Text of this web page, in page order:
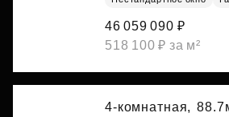
46 059 090 ₽
518 100 ₽ за м²
4-комнатная,